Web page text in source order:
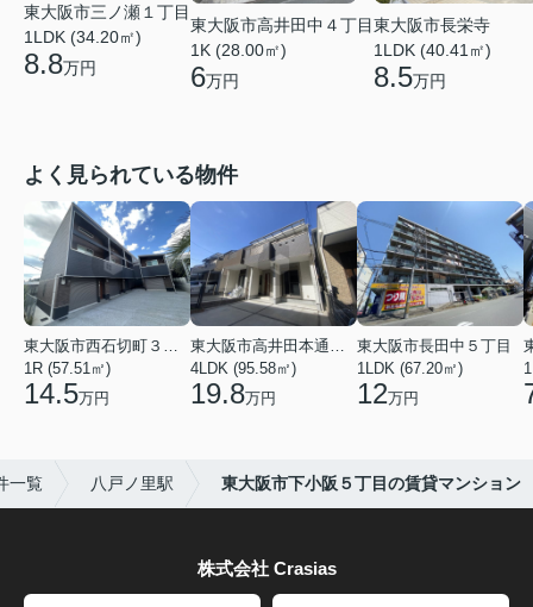
東大阪市三ノ瀬１丁目
1LDK (34.20㎡)
8.8万円
東大阪市高井田中４丁目
1K (28.00㎡)
6万円
東大阪市長栄寺
1LDK (40.41㎡)
8.5万円
よく見られている物件
東大阪市西石切町３丁目
1R (57.51㎡)
14.5万円
東大阪市高井田本通２丁目
4LDK (95.58㎡)
19.8万円
東大阪市長田中５丁目
1LDK (67.20㎡)
12万円
一覧 八戸ノ里駅 東大阪市下小阪５丁目の賃貸マンション
株式会社 Crasias